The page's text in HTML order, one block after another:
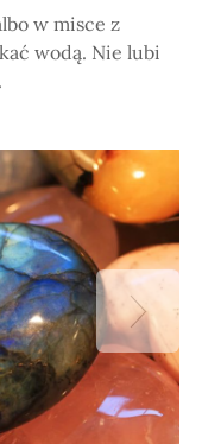
w misce z
wodą. Nie lubi